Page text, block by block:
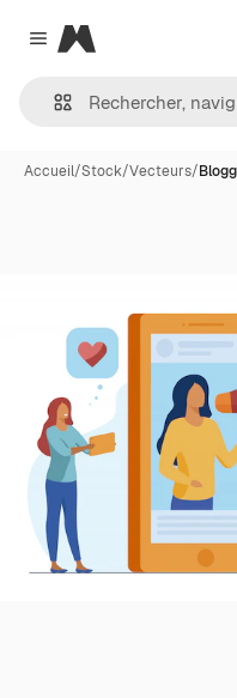
Close menu
Magnific
Accueil/Stock/Vecteurs/